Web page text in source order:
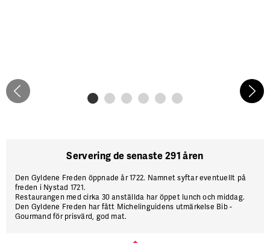
Servering de senaste 291 åren
Den Gyldene Freden öppnade år 1722. Namnet syftar eventuellt på
freden i Nystad 1721.
Restaurangen med cirka 30 anställda har öppet lunch och middag.
Den Gyldene Freden har fått Michelin­guidens utmärkelse Bib ­
Gourmand för prisvärd, god mat.